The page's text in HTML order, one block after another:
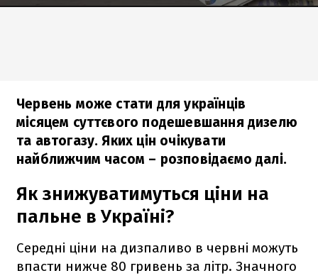
Червень може стати для українців
місяцем суттєвого подешевшання дизелю
та автогазу. Яких цін очікувати
найближчим часом – розповідаємо далі.
Як знижуватимуться ціни на
пальне в Україні?
Середні ціни на дизпаливо в червні можуть
впасти нижче 80 гривень за літр. Значного